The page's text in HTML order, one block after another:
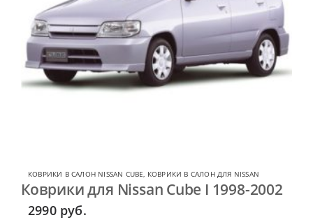
КОВРИКИ В САЛОН NISSAN CUBE, КОВРИКИ В САЛОН ДЛЯ NISSAN
Коврики для Nissan Cube I 1998-2002
2990 руб.